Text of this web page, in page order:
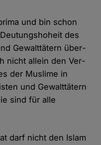
und bin schon
des
Gewalt­tätern über­
nicht allein den Ver­
der Muslime in
und Gewalt­tätern
sind für alle
darf nicht den Islam